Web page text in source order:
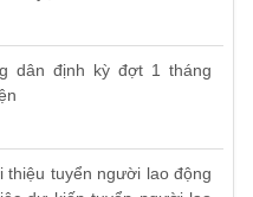
dân định kỳ đợt 1 tháng
tuyển người lao động